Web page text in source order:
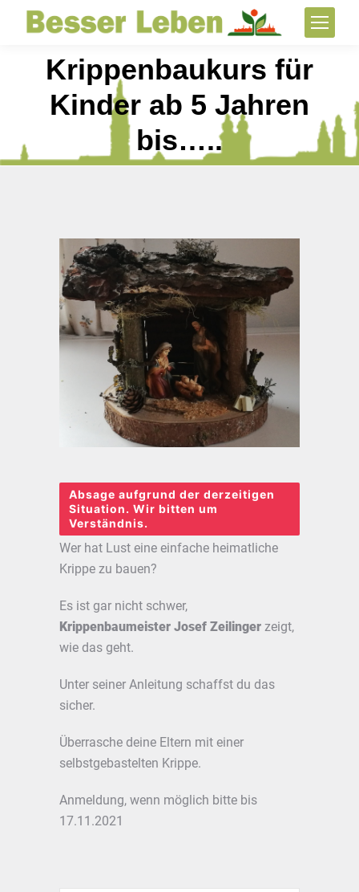
Krippenbaukurs für
Kinder ab 5 Jahren
bis…..
Absage aufgrund der derzeitigen
Situation. Wir bitten um
Verständnis.
Wer hat Lust eine einfache heimatliche
Krippe zu bauen?
Es ist gar nicht schwer,
Krippenbaumeister Josef Zeilinger zeigt,
wie das geht.
Unter seiner Anleitung schaffst du das
sicher.
Überrasche deine Eltern mit einer
selbstgebastelten Krippe.
Anmeldung, wenn möglich bitte bis
17.11.2021